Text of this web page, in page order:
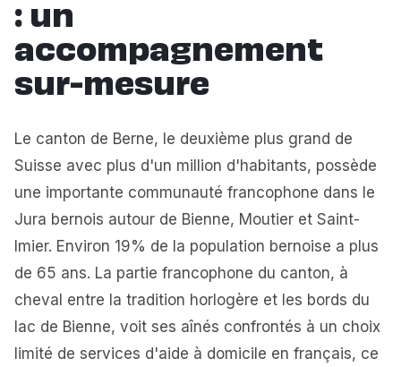
: un
accompagnement
sur-mesure
Le canton de Berne, le deuxième plus grand de
Suisse avec plus d'un million d'habitants, possède
une importante communauté francophone dans le
Jura bernois autour de Bienne, Moutier et Saint-
Imier. Environ 19% de la population bernoise a plus
de 65 ans. La partie francophone du canton, à
cheval entre la tradition horlogère et les bords du
lac de Bienne, voit ses aînés confrontés à un choix
limité de services d'aide à domicile en français, ce